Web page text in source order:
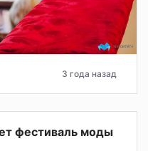
3 года назад
фестиваль моды